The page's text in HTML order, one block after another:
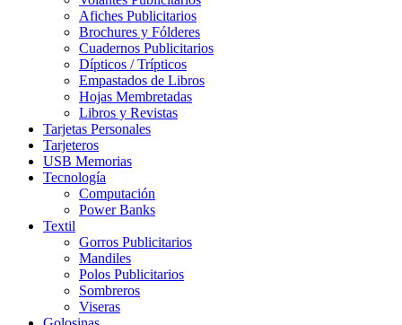
Afiches Publicitarios
Brochures y Fólderes
Cuadernos Publicitarios
Dípticos / Trípticos
Empastados de Libros
Hojas Membretadas
Libros y Revistas
Tarjetas Personales
Tarjeteros
USB Memorias
Tecnología
Computación
Power Banks
Textil
Gorros Publicitarios
Mandiles
Polos Publicitarios
Sombreros
Viseras